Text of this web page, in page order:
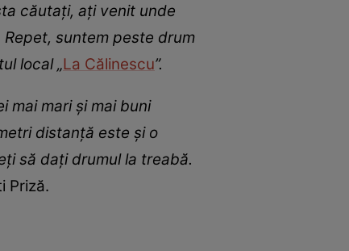
căutați, ați venit unde
suntem peste drum
local „La Călinescu”.
mai mari și mai buni
distanță este și o
să dați drumul la treabă.
Priză.